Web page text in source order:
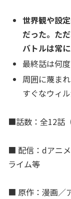
世界観や設
だった。 た
バトルは常に
最終話は何
周囲に蔑ま
すぐなウィ
■話数：全12話（
■ 配信：dアニ
ライム等
■ 原作：漫画／